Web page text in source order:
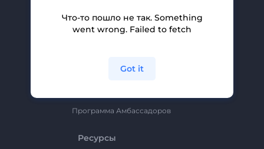
Партнерская Программа
Политика Конфиденциальности
Программа Амбассадоров
Ресурсы
Что-то пошло не так. Something
went wrong. Failed to fetch
Got it